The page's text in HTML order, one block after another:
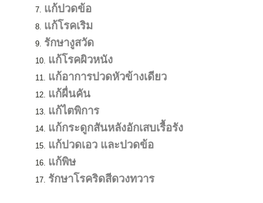
แก้ปวดข้อ
แก้โรคเริม
รักษางูสวัด
แก้โรคผิวหนัง
แก้อาการปวดหัวข้างเดียว
แก้ผื่นคัน
แก้ไตพิการ
แก้กระดูกสันหลังอักเสบเรื้อรัง
แก้ปวดเอว และปวดข้อ
แก้พิษ
รักษาโรคริดสีดวงทวาร